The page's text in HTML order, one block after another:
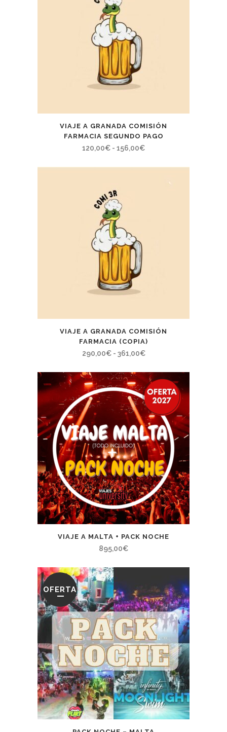
VIAJE A GRANADA COMISIÓN
FARMACIA SEGUNDO PAGO
120,00€ - 156,00€Rango
VIAJE A GRANADA COMISIÓN
FARMACIA (COPIA)
290,00€ - 361,00€Rango
precios:
desde
290,00€
hasta
361,00€
VIAJE A MALTA + PACK NOCHE
895,00€
OFERTA